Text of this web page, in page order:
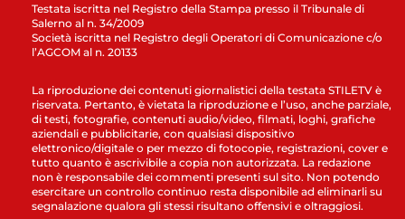
Testata iscritta nel Registro della Stampa presso il Tribunale di
Salerno al n. 34/2009
Società iscritta nel Registro degli Operatori di Comunicazione c/o
l’AGCOM al n. 20133
La riproduzione dei contenuti giornalistici della testata STILETV è
riservata. Pertanto, è vietata la riproduzione e l’uso, anche parziale,
di testi, fotografie, contenuti audio/video, filmati, loghi, grafiche
aziendali e pubblicitarie, con qualsiasi dispositivo
elettronico/digitale o per mezzo di fotocopie, registrazioni, cover e
tutto quanto è ascrivibile a copia non autorizzata. La redazione
non è responsabile dei commenti presenti sul sito. Non potendo
esercitare un controllo continuo resta disponibile ad eliminarli su
segnalazione qualora gli stessi risultano offensivi e oltraggiosi.